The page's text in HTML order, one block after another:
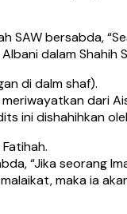
SAW
dalam Shahih
di dalm shaf).
dari
ini dishahihkan
“Jika seorang
maka ia